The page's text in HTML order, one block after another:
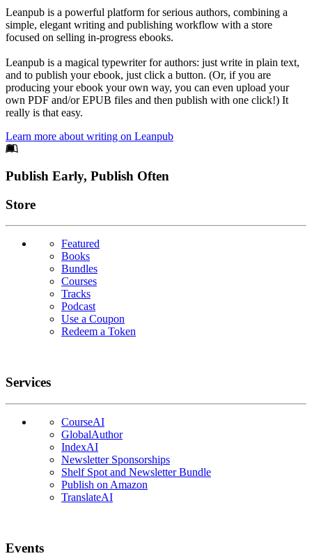
Leanpub is a powerful platform for serious authors, combining a
simple, elegant writing and publishing workflow with a store
focused on selling in-progress ebooks.
Leanpub is a magical typewriter for authors: just write in plain text,
and to publish your ebook, just click a button. (Or, if you are
producing your ebook your own way, you can even upload your
own PDF and/or EPUB files and then publish with one click!) It
really is that easy.
Learn more about writing on Leanpub
Footer
Publish Early, Publish Often
Links
Store
Featured
Books
Bundles
Courses
Tracks
Podcast
Use a Coupon
Redeem a Token
Services
CourseAI
GlobalAuthor
IndexAI
Newsletter Sponsorships
Shelf Spot and Newsletter Bundle
Publish on Amazon
TranslateAI
Events